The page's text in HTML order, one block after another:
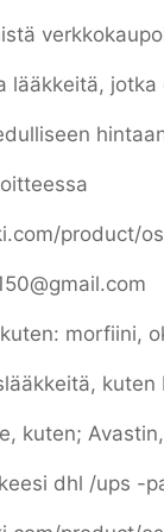
lääkkeitä,
product/
morfiini,
kuten;
dhl /ups -